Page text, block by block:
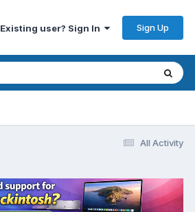
Existing user? Sign In Sign Up
All Activity